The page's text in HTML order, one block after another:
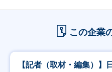
この企業
【記者（取材・編集）】